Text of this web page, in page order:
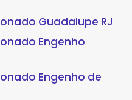
Guadalupe RJ
Engenho
Engenho de